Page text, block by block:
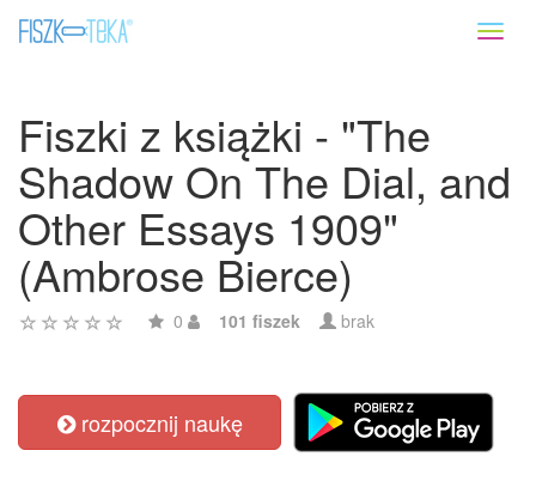
Fiszki z książki - "The
Shadow On The Dial, and
Other Essays 1909"
(Ambrose Bierce)
0 101 fiszek brak
rozpocznij naukę